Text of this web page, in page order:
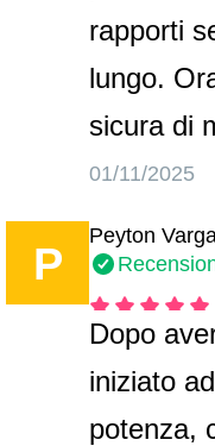
rapporti
lungo.
sicura di
01/11/2025
P
Peyton
Dopo
iniziato
potenza,